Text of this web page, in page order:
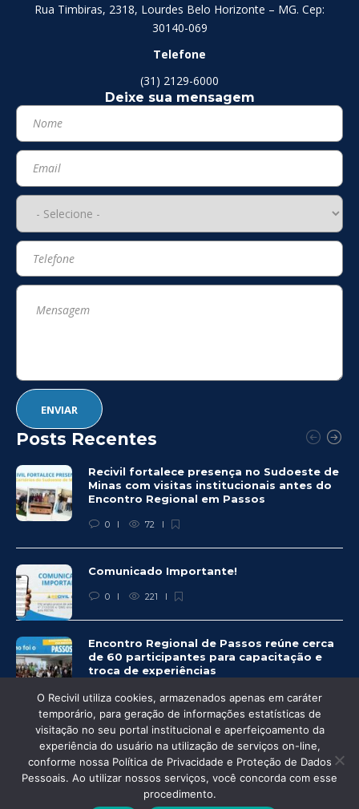
Rua Timbiras, 2318, Lourdes Belo Horizonte – MG. Cep:
30140-069
Telefone
(31) 2129-6000
Deixe sua mensagem
Posts Recentes
Recivil fortalece presença no Sudoeste de
Minas com visitas institucionais antes do
Encontro Regional em Passos
0 72
Comunicado Importante!
0 221
Encontro Regional de Passos reúne cerca
de 60 participantes para capacitação e
troca de experiências
0 237
© Recivil 2020 – Todos os direitos reservados.
O Recivil utiliza cookies, armazenados apenas em caráter
temporário, para geração de informações estatísticas de
visitação no seu portal institucional e aperfeiçoamento da
experiência do usuário na utilização de serviços on-line,
conforme nossa Política de Privacidade e Proteção de Dados
Pessoais. Ao utilizar nossos serviços, você concorda com esse
procedimento.